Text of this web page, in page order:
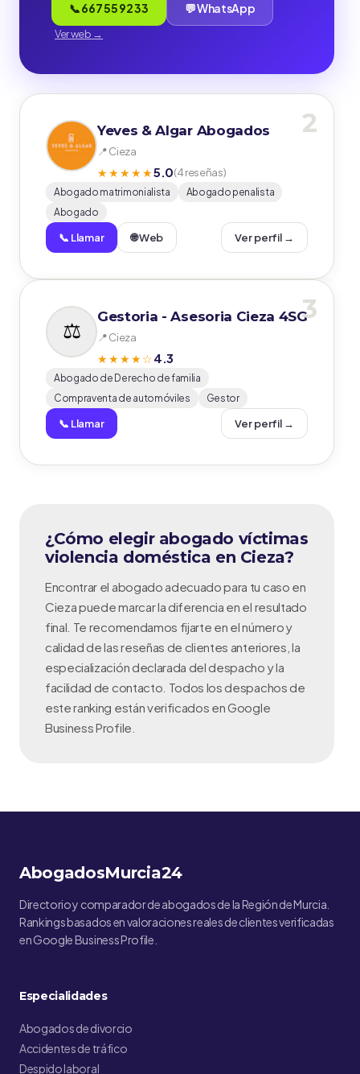
📞 667 55 92 33 💬 WhatsApp
Ver web →
2
Yeves & Algar Abogados
📍 Cieza
★★★★★5.0(4 reseñas)
Abogado matrimonialista
Abogado penalista
Abogado
📞 Llamar 🌐 Web Ver perfil →
3
Gestoria - Asesoria Cieza 4SG
📍 Cieza
★★★★☆4.3
Abogado de Derecho de familia
Compraventa de automóviles
Gestor
📞 Llamar Ver perfil →
¿Cómo elegir abogado víctimas
violencia doméstica en Cieza?
Encontrar el abogado adecuado para tu caso en
Cieza puede marcar la diferencia en el resultado
final. Te recomendamos fijarte en el número y
calidad de las reseñas de clientes anteriores, la
especialización declarada del despacho y la
facilidad de contacto. Todos los despachos de
este ranking están verificados en Google
Business Profile.
AbogadosMurcia24
Directorio y comparador de abogados de la Región de Murcia.
Rankings basados en valoraciones reales de clientes verificadas
en Google Business Profile.
Especialidades
Abogados de divorcio
Accidentes de tráfico
Despido laboral